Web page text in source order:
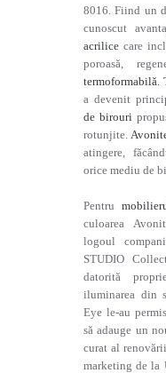
8016. Fiind un
cunoscut
acrilice care
poroasă,
termoformabilă.
a devenit
de birouri
rotunjite.
atingere,
orice mediu
Pentru
culoarea
logoul
STUDIO
datorită
iluminarea din
Eye le-au
să adauge un
curat al
marketing de la